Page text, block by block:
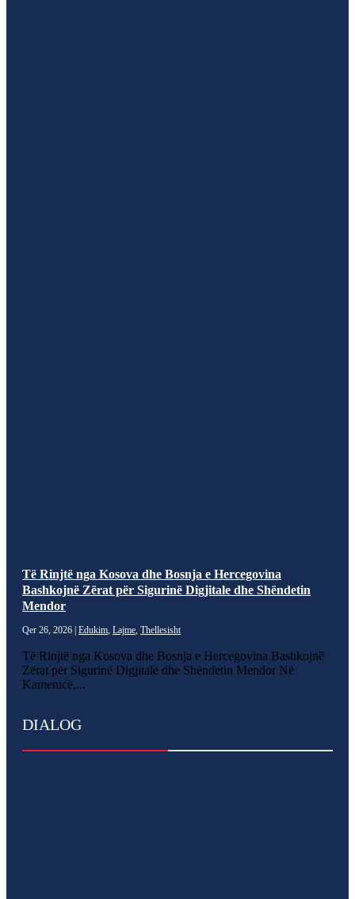
Të Rinjtë nga Kosova dhe Bosnja e Hercegovina
Bashkojnë Zërat për Sigurinë Digjitale dhe Shëndetin
Mendor
Qer 26, 2026 Edukim, Lajme, Thellesisht
Të Rinjtë nga Kosova dhe Bosnja e Hercegovina Bashkojnë
Zërat për Sigurinë Digjitale dhe Shëndetin Mendor Në
Kamenicë,...
DIALOG